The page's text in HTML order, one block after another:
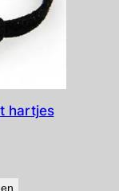
hartjes